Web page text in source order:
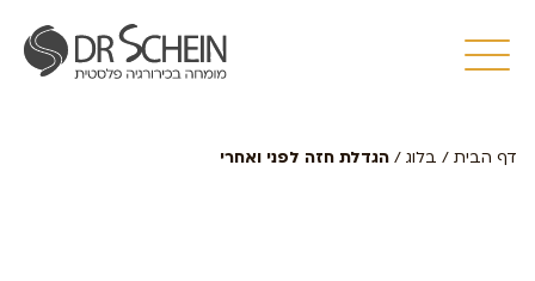
דף הבית / בלוג / הגדלת חזה לפני ואחרי